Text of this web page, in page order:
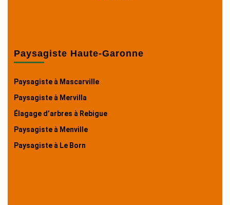
Paysagiste Haute-Garonne
Paysagiste à Mascarville
Paysagiste à Mervilla
Élagage d’arbres à Rebigue
Paysagiste à Menville
Paysagiste à Le Born